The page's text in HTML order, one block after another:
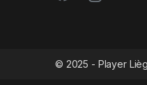
© 2025 - Player